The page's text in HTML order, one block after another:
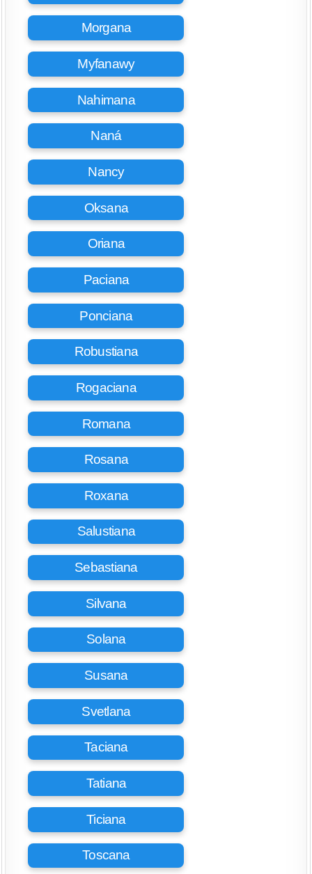
Morgana
Myfanawy
Nahimana
Naná
Nancy
Oksana
Oriana
Paciana
Ponciana
Robustiana
Rogaciana
Romana
Rosana
Roxana
Salustiana
Sebastiana
Silvana
Solana
Susana
Svetlana
Taciana
Tatiana
Ticiana
Toscana